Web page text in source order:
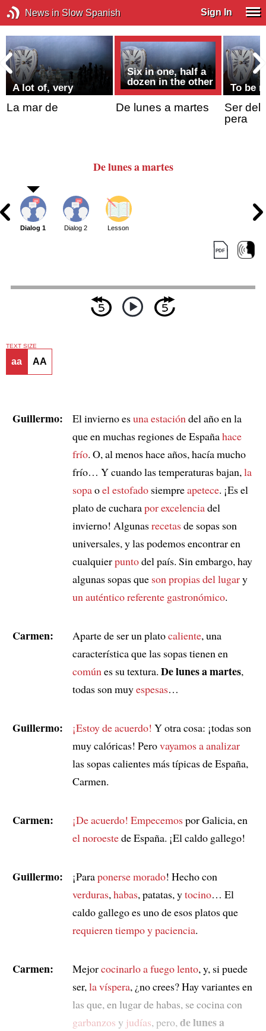
News in Slow Spanish Sign In
A lot of, very
La mar de
Six in one, half a
dozen in the other
De lunes a martes
To be
Ser del
pera
De lunes a martes
Dialog 1 Dialog 2 Lesson
TEXT SIZE
aa AA
Guillermo: El invierno esuna estación del año en la
que en muchas regiones de Españahace
frío. O, al menos hace años, hacía mucho
frío… Y cuando las temperaturas bajan, la
sopaoel estofadosiempreapetece. ¡Es el
plato de cucharapor excelenciadel
invierno! Algunasrecetasde sopas son
universales, y las podemos encontrar en
cualquierpuntodel país. Sin embargo, hay
algunas sopas que son propias del lugary
un auténtico referente gastronómico.
Carmen: Aparte de ser un platocaliente, una
característica que las sopas tienen en
común es su textura. De lunes a martes,
todas son muyespesas…
Guillermo: ¡Estoy de acuerdo! Y otra cosa: ¡todas son
muy calóricas! Perovayamos a analizar
las sopas calientes más típicas de España,
Carmen.
Carmen: ¡De acuerdo! Empecemospor Galicia, en
el noroestede España. ¡El caldo gallego!
Guillermo: ¡Paraponerse morado! Hecho con
verduras, habas, patatas, ytocino… El
caldo gallego es uno de esos platos que
requieren tiempo y paciencia.
Carmen: Mejorcocinarlo a fuego lento, y, si puede
ser, la víspera, ¿no crees? Hay variantes en
las que, en lugar de habas, se cocina con
garbanzos y judías, pero, de lunes a